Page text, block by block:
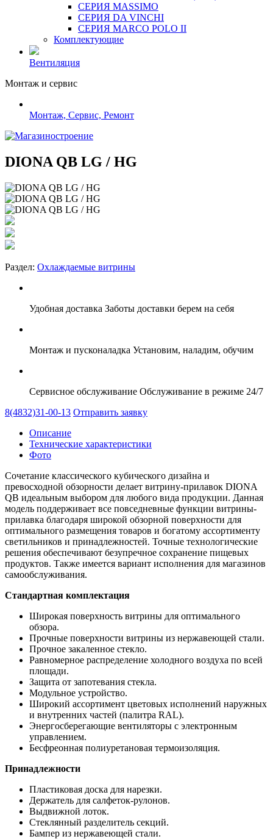
СЕРИЯ MASSIMO
СЕРИЯ DA VINCHI
СЕРИЯ MARCO POLO II
Комплектующие
Вентиляция
Монтаж и сервис
Монтаж, Сервис, Ремонт
DIONA QB LG / HG
Раздел: Охлаждаемые витрины
Удобная доставка Заботы доставки берем на себя
Монтаж и пусконаладка Установим, наладим, обучим
Сервисное обслуживание Обслуживание в режиме 24/7
8(4832)31-00-13 Отправить заявку
Описание
Технические характеристики
Фото
Сочетание классического кубического дизайна и
превосходной обзорности делает витрину-прилавок DIONA
QB идеальным выбором для любого вида продукции. Данная
модель поддерживает все повседневные функции витрины-
прилавка благодаря широкой обзорной поверхности для
оптимального размещения товаров и богатому ассортименту
светильников и принадлежностей. Точные технологические
решения обеспечивают безупречное сохранение пищевых
продуктов. Также имеется вариант исполнения для магазинов
самообслуживания.
Стандартная комплектация
Широкая поверхность витрины для оптимального
обзора.
Прочные поверхности витрины из нержавеющей стали.
Прочное закаленное стекло.
Равномерное распределение холодного воздуха по всей
площади.
Защита от запотевания стекла.
Модульное устройство.
Широкий ассортимент цветовых исполнений наружных
и внутренних частей (палитра RAL).
Энергосберегающие вентиляторы с электронным
управлением.
Бесфреонная полиуретановая термоизоляция.
Принадлежности
Пластиковая доска для нарезки.
Держатель для салфеток-рулонов.
Выдвижной лоток.
Стеклянный разделитель секций.
Бампер из нержавеющей стали.